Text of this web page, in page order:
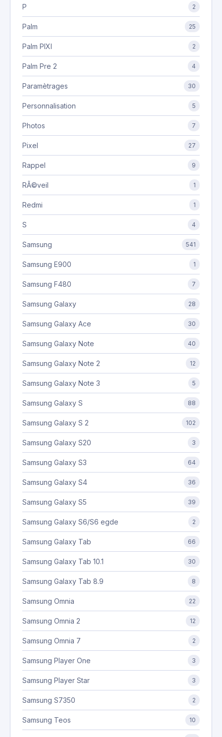
P 2
Palm 25
Palm PIXI 2
Palm Pre 2 4
Paramètrages 30
Personnalisation 5
Photos 7
Pixel 27
Rappel 9
RÃ©veil 1
Redmi 1
S 4
Samsung 541
Samsung E900 1
Samsung F480 7
Samsung Galaxy 28
Samsung Galaxy Ace 30
Samsung Galaxy Note 40
Samsung Galaxy Note 2 12
Samsung Galaxy Note 3 5
Samsung Galaxy S 88
Samsung Galaxy S 2 102
Samsung Galaxy S20 3
Samsung Galaxy S3 64
Samsung Galaxy S4 36
Samsung Galaxy S5 39
Samsung Galaxy S6/S6 egde 2
Samsung Galaxy Tab 66
Samsung Galaxy Tab 10.1 30
Samsung Galaxy Tab 8.9 8
Samsung Omnia 22
Samsung Omnia 2 12
Samsung Omnia 7 2
Samsung Player One 3
Samsung Player Star 3
Samsung S7350 2
Samsung Teos 10